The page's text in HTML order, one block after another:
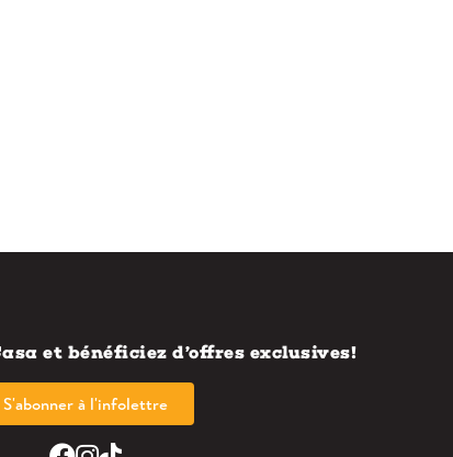
et bénéficiez d’offres exclusives!
S'abonner à l'infolettre